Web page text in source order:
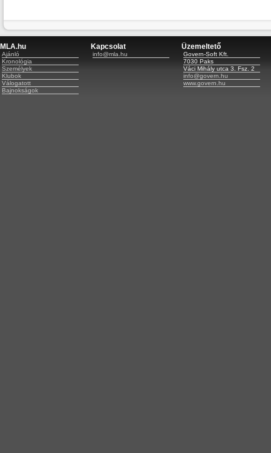
MLA.hu
Ajánló
Kronológia
Személyek
Klubok
Válogatott
Bajnokságok
Kapcsolat
info@mla.hu
Üzemeltető
Govern-Soft Kft.
7030 Paks
Váci Mihály utca 3. Fsz. 2
info@govern.hu
www.govern.hu